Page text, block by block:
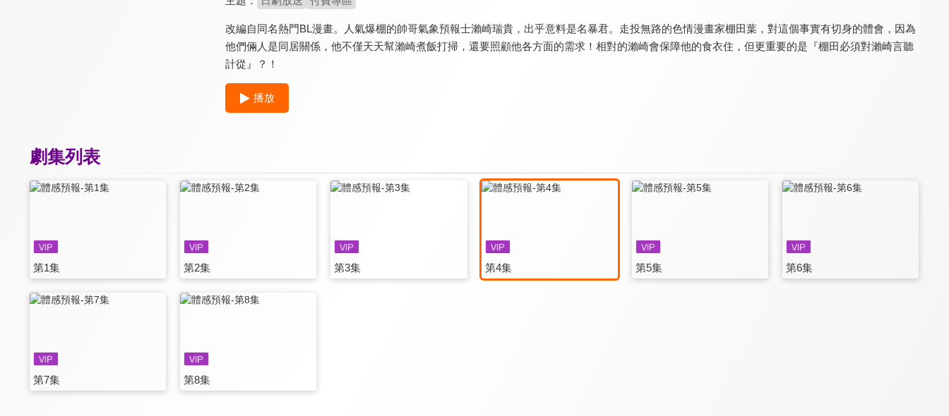
改編自同名熱門BL漫畫。人氣爆棚的帥哥氣象預報士瀨崎瑞貴，出乎意料是名暴君。走投無路的色情漫畫家棚田葉，對這個事實有切身的體會，因為
他們倆人是同居關係，他不僅天天幫瀨崎煮飯打掃，還要照顧他各方面的需求！相對的瀨崎會保障他的食衣住，但更重要的是『棚田必須對瀨崎言聽
計從』？！
播放
劇集列表
第1集 第2集 第3集 第4集 第5集 第6集
第7集 第8集